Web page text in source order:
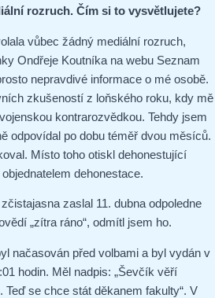
rozruch. Čím si to vysvětlujete?
vůbec žádný mediální rozruch,
Ondřeje Koutníka na webu Seznam
nepravdivé informace o mé osobě.
zkušeností z loňského roku, kdy mě
kontrarozvědkou. Tehdy jsem
odpovídal po dobu téměř dvou měsíců.
Místo toho otiskl dehonestující
dehonestace.
zaslal 11. dubna odpoledne
„zítra ráno“, odmítl jsem ho.
načasován před volbami a byl vydán v
hodin. Měl nadpis: „Ševčík věří
Teď se chce stát děkanem fakulty“. V